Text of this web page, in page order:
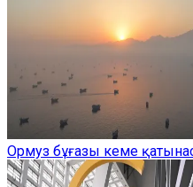
Ормуз бұғазы кеме